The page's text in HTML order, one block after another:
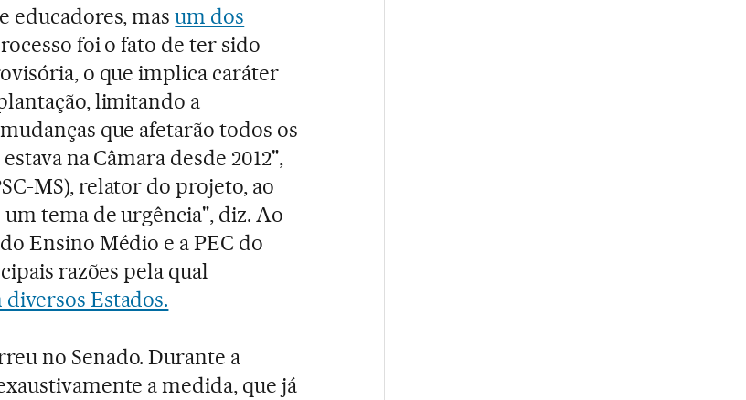
educadores, masum dos
foi o fato de ter sido
o que implica caráter
limitando a
que afetarão todos os
na Câmara desde 2012",
MS), relator do projeto, ao
tema de urgência", diz. Ao
Ensino Médio e a PEC do
razões pela qual
Estados.
no Senado. Durante a
a medida, que já